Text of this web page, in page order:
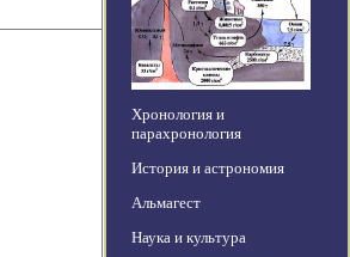
Хронология и
парахронология
История и астрономия
Альмагест
Наука и культура